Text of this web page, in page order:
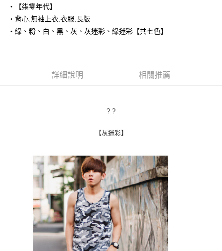
悠遊付
Google Pay
AFTEE先享後付是「在收到商品之後才付款」的支付方式。 讓您購物簡單
３．安心：先確認商品／服務後，再付款。
【「AFTEE先享後付」結帳流程】
２．訂單成立數日內，您將收到繳費通知簡訊。
３．收到繳費通知簡訊後14天內，點擊此簡訊中的連結，可透過四大超商／
ATM／網路銀行／等多元方式進行付款，方視為交易完成。
※ 請注意：結帳手續完成當下不需立刻繳費，但若您需要取消訂單，請聯絡
購買商品的店家。未經商家同意取消之訂單仍視為有效，需透過AFTEE先享
後付繳納相關費用。
※ 交易是否成功請以「AFTEE先享後付 」之結帳頁面顯示為準，若有關於
是否繳費成功／繳費後需取消欲退款等相關疑問，請聯繫「AFTEE先享後付
客戶支援中心」https://netprotections.freshdesk.com/support/home
每筆NT$80，滿NT$1,800(含以上)免運費
每筆NT$80，滿NT$1,800(含以上)免運費
7-11付款取貨
每筆NT$80，滿NT$1,800(含以上)免運費
先付款後7-11取貨
每筆NT$80，滿NT$1,800(含以上)免運費
‧【柒零年代】
‧背心,無袖上衣,衣服,長版
‧綠、粉、白、黑、灰、灰迷彩、綠迷彩【共七色】
詳細說明 相關推薦
? ?
【灰迷彩】